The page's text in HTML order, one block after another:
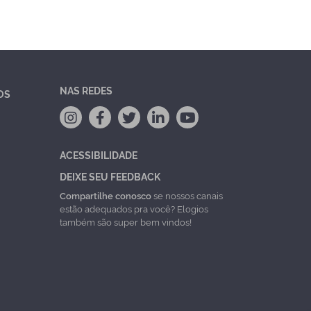
NAS REDES
ACESSIBILIDADE
DEIXE SEU FEEDBACK
Compartilhe conoscose nossos canais
estão adequados pra você? Elogios
também são super bem vindos!